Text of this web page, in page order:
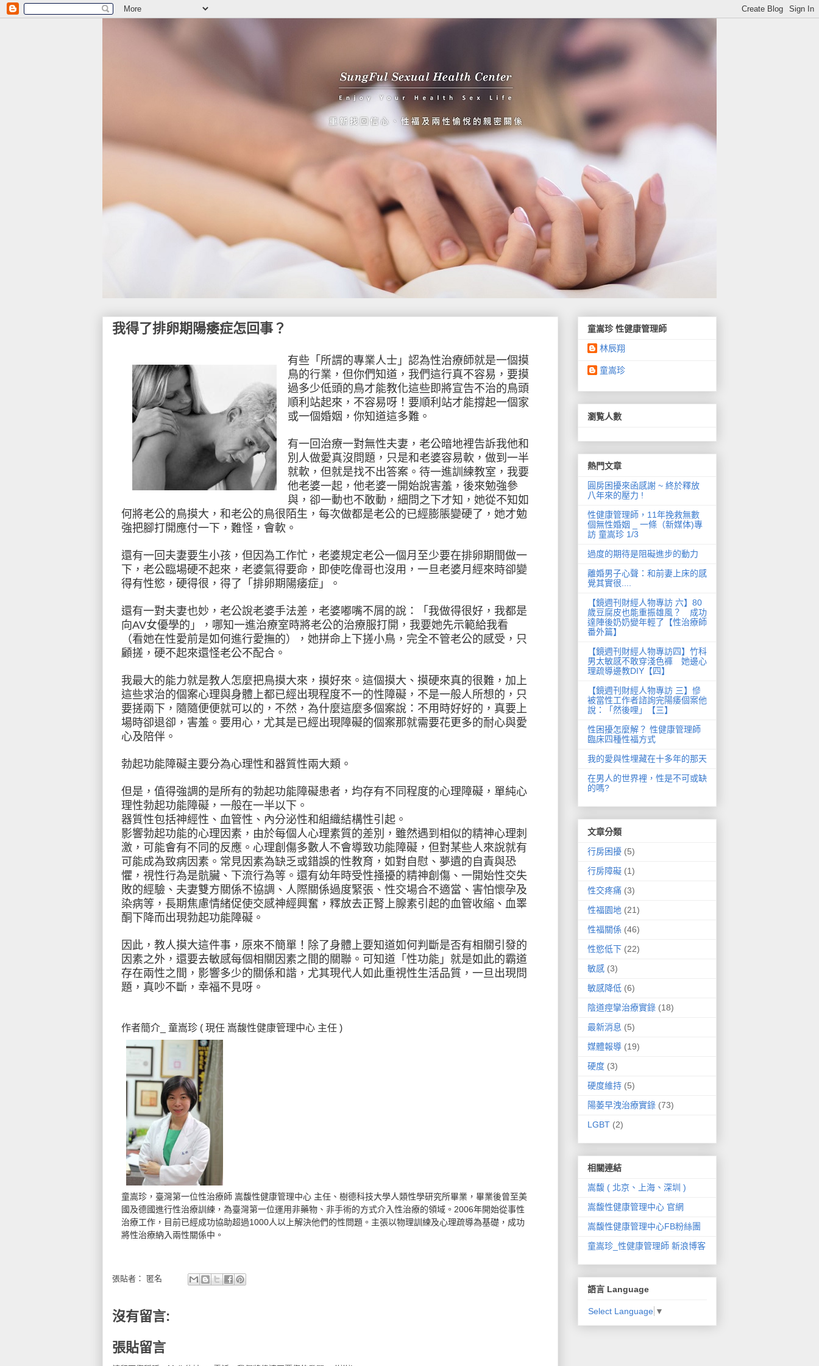
我得了排卵期陽痿症怎回事？
有些「所謂的專業人士」認為性治療師就是一個摸
鳥的行業，但你們知道，我們這行真不容易，要摸
過多少低頭的鳥才能教化這些即將宣告不治的鳥頭
順利站起來，不容易呀！要順利站才能撐起一個家
或一個婚姻，你知道這多難。
有一回治療一對無性夫妻，老公暗地裡告訴我他和
別人做愛真沒問題，只是和老婆容易軟，做到一半
就軟，但就是找不出答案。待一進訓練教室，我要
他老婆一起，他老婆一開始說害羞，後來勉強參
與，卻一動也不敢動，細問之下才知，她從不知如
何將老公的鳥摸大，和老公的鳥很陌生，每次做都是老公的已經膨脹變硬了，她才勉
強把腳打開應付一下，難怪，會軟。
還有一回夫妻要生小孩，但因為工作忙，老婆規定老公一個月至少要在排卵期間做一
下，老公臨場硬不起來，老婆氣得要命，即使吃偉哥也沒用，一旦老婆月經來時卻變
得有性慾，硬得很，得了「排卵期陽痿症」。
還有一對夫妻也妙，老公說老婆手法差，老婆嘟嘴不屑的說：「我做得很好，我都是
向AV女優學的」，哪知一進治療室時將老公的治療服打開，我要她先示範給我看
（看她在性愛前是如何進行愛撫的），她拼命上下搓小鳥，完全不管老公的感受，只
顧搓，硬不起來還怪老公不配合。
我最大的能力就是教人怎麼把鳥摸大來，摸好來。這個摸大、摸硬來真的很難，加上
這些求治的個案心理與身體上都已經出現程度不一的性障礙，不是一般人所想的，只
要搓兩下，隨隨便便就可以的，不然，為什麼這麼多個案說：不用時好好的，真要上
場時卻退卻，害羞。要用心，尤其是已經出現障礙的個案那就需要花更多的耐心與愛
心及陪伴。
勃起功能障礙主要分為心理性和器質性兩大類。
但是，值得強調的是所有的勃起功能障礙患者，均存有不同程度的心理障礙，單純心
理性勃起功能障礙，一般在一半以下。
器質性包括神經性、血管性、內分泌性和組織結構性引起。
影響勃起功能的心理因素，由於每個人心理素質的差別，雖然遇到相似的精神心理刺
激，可能會有不同的反應。心理創傷多數人不會導致功能障礙，但對某些人來說就有
可能成為致病因素。常見因素為缺乏或錯誤的性教育，如對自慰、夢遺的自責與恐
懼，視性行為是骯臟、下流行為等。還有幼年時受性掻擾的精神創傷、一開始性交失
敗的經驗、夫妻雙方關係不協調、人際關係過度緊張、性交場合不適當、害怕懷孕及
染病等，長期焦慮情緒促使交感神經興奮，釋放去正腎上腺素引起的血管收縮、血睪
酮下降而出現勃起功能障礙。
因此，教人摸大這件事，原來不簡單！除了身體上要知道如何判斷是否有相關引發的
因素之外，還要去敏感每個相關因素之間的關聯。可知道「性功能」就是如此的霸道
存在兩性之間，影響多少的關係和諧，尤其現代人如此重視性生活品質，一旦出現問
題，真吵不斷，幸福不見呀。
作者簡介_ 童嵩珍 ( 現任 嵩馥性健康管理中心 主任 )
童嵩珍 ，臺灣第一位性治療師 嵩馥性健康管理中心 主任、樹德科技大學人類性學研究所畢業，畢業後曾至美
國及德國進行性治療訓練，為臺灣第一位運用非藥物、非手術的方式介入性治療的領域。2006年開始從事性
治療工作，目前已經成功協助超過1000人以上解決他們的性問題。主張以物理訓練及心理疏導為基礎，成功
將性治療納入兩性關係中。
張貼者： 匿名
沒有留言:
張貼留言
童嵩珍 性健康管理師
林辰翔
童嵩珍
瀏覧人數
熱門文章
圓房困擾來函感謝 ~ 終於釋放
八年來的壓力 !
性健康管理師，11年挽救無數
個無性婚姻 _ 一條（新媒体)專
訪 童嵩珍 1/3
過度的期待是阻礙進步的動力
離婚男子心聲：和前妻上床的感
覺其實很....
【鏡週刊財經人物專訪 六】80
歲豆腐皮也能重振雄風？ 成功
達陣後奶奶變年輕了【性治療師
番外篇】
【鏡週刊財經人物專訪四】竹科
男太敏感不敢穿淺色褲 她邊心
理疏導邊教DIY【四】
【鏡週刊財經人物專訪 三】慘
被當性工作者諮詢完陽痿個案他
說：「然後哩」【三】
性困擾怎麼解？ 性健康管理師
臨床四種性福方式
我的愛與性埋藏在十多年的那天
在男人的世界裡，性是不可或缺
的嗎?
文章分類
行房困擾 (5)
行房障礙 (1)
性交疼痛 (3)
性福園地 (21)
性福關係 (46)
性慾低下 (22)
敏感 (3)
敏感降低 (6)
陰道痙攣治療實錄 (18)
最新消息 (5)
媒體報導 (19)
硬度 (3)
硬度維持 (5)
陽萎早洩治療實錄 (73)
LGBT (2)
相關連結
嵩馥 ( 北京、上海、深圳 )
嵩馥性健康管理中心 官網
嵩馥性健康管理中心FB粉絲團
童嵩珍_性健康管理師 新浪博客
語言 Language
Select Language ▼